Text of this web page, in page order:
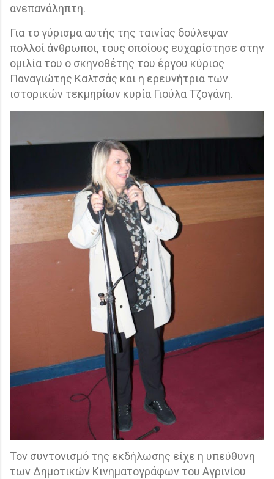
ανεπανάληπτη.
Για το γύρισμα αυτής της ταινίας δούλεψαν
πολλοί άνθρωποι, τους οποίους ευχαρίστησε στην
ομιλία του ο σκηνοθέτης του έργου κύριος
Παναγιώτης Καλτσάς και η ερευνήτρια των
ιστορικών τεκμηρίων κυρία Γιούλα Τζογάνη.
Τον συντονισμό της εκδήλωσης είχε η υπεύθυνη
των Δημοτικών Κινηματογράφων του Αγρινίου